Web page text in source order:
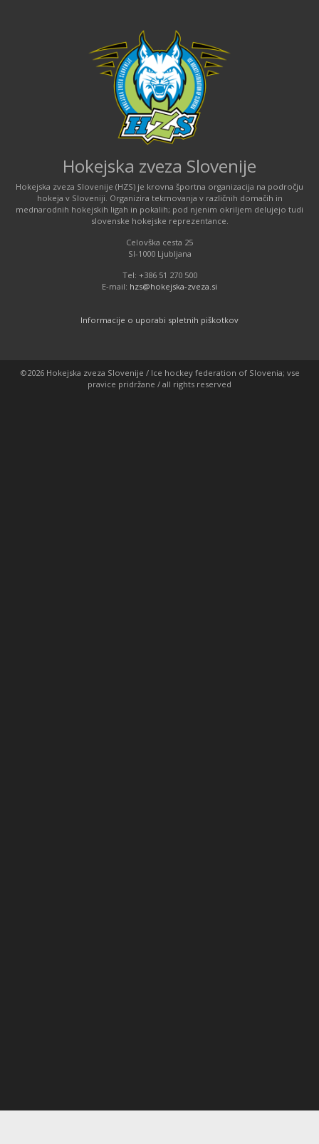
Hokejska zveza Slovenije
Hokejska zveza Slovenije (HZS) je krovna športna organizacija na področju
hokeja v Sloveniji. Organizira tekmovanja v različnih domačih in
mednarodnih hokejskih ligah in pokalih; pod njenim okriljem delujejo tudi
slovenske hokejske reprezentance.
Celovška cesta 25
SI-1000 Ljubljana
Tel: +386 51 270 500
E-mail: hzs@hokejska-zveza.si
Informacije o uporabi spletnih piškotkov
©2026 Hokejska zveza Slovenije / Ice hockey federation of Slovenia; vse
pravice pridržane / all rights reserved